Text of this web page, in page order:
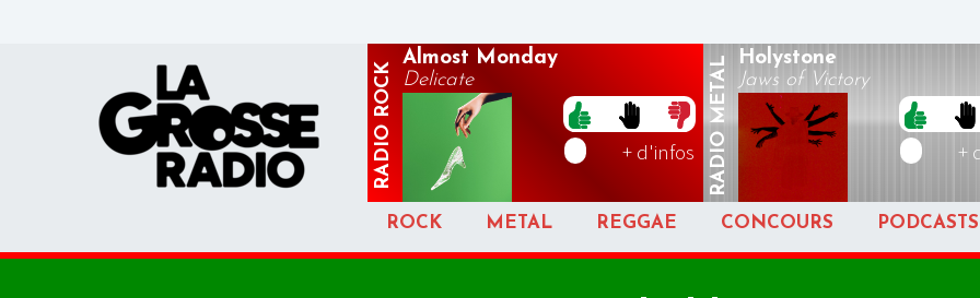
RADIO
ROCK
Almost Monday
Delicate
+ d'infos RADIO
METAL Holystone
Jaws of Victory
+
ROCK METAL REGGAE CONCOURS PODCASTS